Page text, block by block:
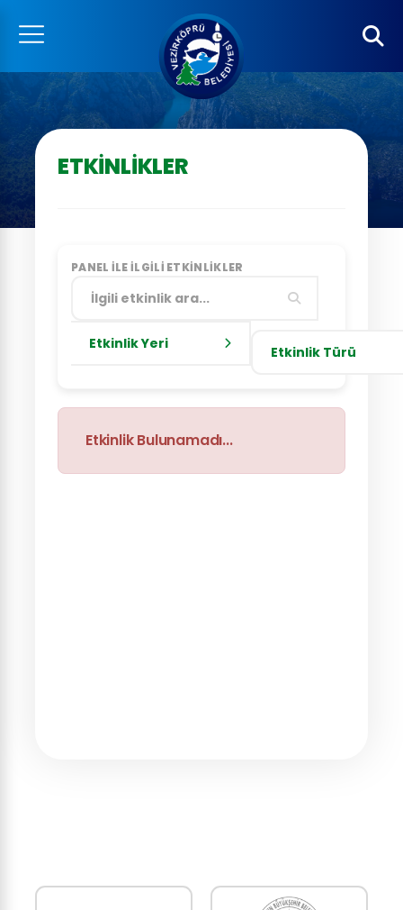
ETKINLIKLER
PANEL ILE ILGILI ETKINLIKLER
Etkinlik Yeri Etkinlik Türü
Etkinlik Bulunamadı...